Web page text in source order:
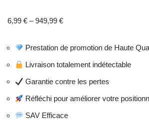
6,99 € –949,99 €
Prestation de promotion de Haute
Livraison totalement indétectable
Garantie contre les pertes
Réfléchi pour améliorer votre
SAV Efficace